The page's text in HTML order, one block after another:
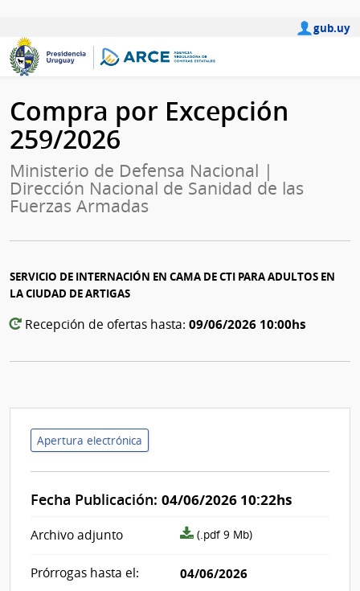
gub.uy
Compra por Excepción
259/2026
Ministerio de Defensa Nacional |
Dirección Nacional de Sanidad de las
Fuerzas Armadas
SERVICIO DE INTERNACIÓN EN CAMA DE CTI PARA ADULTOS EN
LA CIUDAD DE ARTIGAS
Recepción de ofertas hasta: 09/06/2026 10:00hs
Apertura electrónica
Fecha Publicación: 04/06/2026 10:22hs
Archivo adjunto
archivo
(.pdf 9 Mb)
Prórrogas hasta el: 04/06/2026